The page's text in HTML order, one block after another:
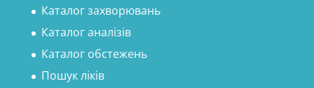
Каталог захворювань
Каталог аналізів
Каталог обстежень
Пошук ліків